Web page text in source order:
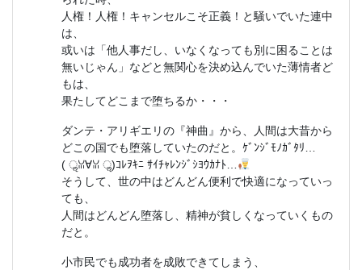
人権！人権！キャンセルこそ正義！と騒いでいた連中
は、
或いは「他人事だし、いなくなっても別に困ることは
無いじゃん」などと無関心を決め込んでいた薄情者ど
もは、
果たしてどこまで堕ちるか・・・
ダンテ・アリギエリの『神曲』から、人間は大昔から
どこの国でも堕落していたのだと。ｹﾞﾝｼﾞﾓﾉｶﾞﾀﾘ…
( ॢꈍ∀ꈍ ॢ)ｺﾚｦｷﾆ ｻｲﾁｬﾚﾝｼﾞｼﾖｳｶﾅﾄ…
そうして、世の中はどんどん便利で快適になっていっ
ても、
人間はどんどん堕落し、精神が貧しくなっていくもの
だと。
小市民でも成功者を成敗できてしまう、